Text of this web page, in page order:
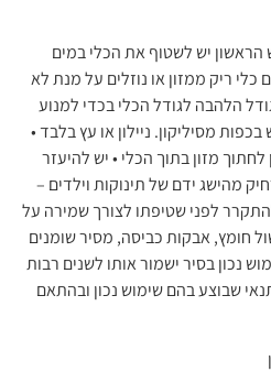
הראשון יש לשטוף את הכלי במים
כלי ריק ממזון או נוזלים על מנת לא
הלהבה לגודל הכלי בכדי למנוע
מסיליקון. ניילון או עץ בלבד •
מזון בתוך הכלי • יש להיעזר
מהישג ידם של תינוקות וילדים –
לפני שטיפתו לצורך שמירה על
חומץ, אבקות כביסה, מסיר שומנים
נכון בסיר ישמור אותו לשנים רבות
שבוצע בהם שימוש נכון ובהתאם